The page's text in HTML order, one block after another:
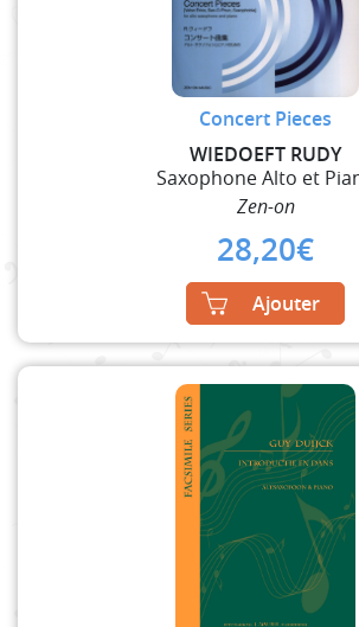
Concert Pieces
WIEDOEFT RUDY
Saxophone Alto et
Zen-on
28,20€
Ajouter